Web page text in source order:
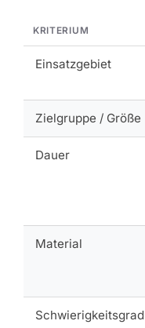
KRITERIUM
Einsatzgebiet
Zielgruppe / Größe
Dauer
Material
Schwierigkeitsgrad